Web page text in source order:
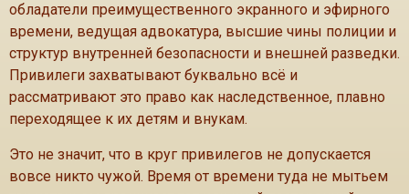
обладатели преимущественного экранного и эфирного
времени, ведущая адвокатура, высшие чины полиции и
структур внутренней безопасности и внешней разведки.
Привилеги захватывают буквально всё и
рассматривают это право как наследственное, плавно
переходящее к их детям и внукам.
Это не значит, что в круг привилегов не допускается
вовсе никто чужой. Время от времени туда не мытьем